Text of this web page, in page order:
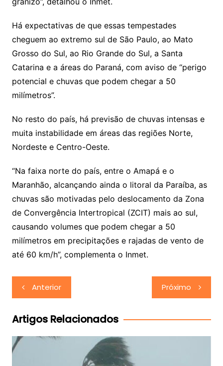
Há expectativas de que essas tempestades
cheguem ao extremo sul de São Paulo, ao Mato
Grosso do Sul, ao Rio Grande do Sul, a Santa
Catarina e a áreas do Paraná, com aviso de “perigo
potencial e chuvas que podem chegar a 50
milímetros”.
No resto do país, há previsão de chuvas intensas e
muita instabilidade em áreas das regiões Norte,
Nordeste e Centro-Oeste.
“Na faixa norte do país, entre o Amapá e o
Maranhão, alcançando ainda o litoral da Paraíba, as
chuvas são motivadas pelo deslocamento da Zona
de Convergência Intertropical (ZCIT) mais ao sul,
causando volumes que podem chegar a 50
milímetros em precipitações e rajadas de vento de
até 60 km/h”, complementa o Inmet.
Navegação
de
Post
Anterior Próximo
Artigos Relacionados